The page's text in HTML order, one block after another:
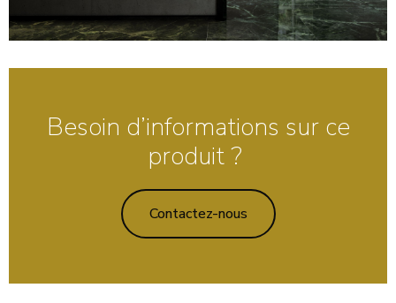
Besoin d’informations sur ce
produit ?
Contactez-nous